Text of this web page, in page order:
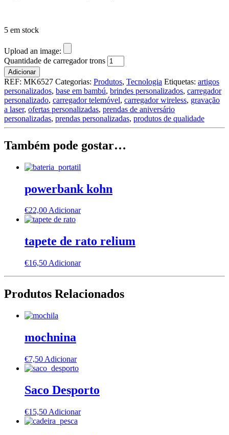
5 em stock
Upload an image:
Quantidade de carregador trons
Adicionar
REF: MK6527 Categorias: Produtos, Tecnologia Etiquetas: artigos
personalizados, base em bambú, brindes personalizados, carregador
personalizado, carregador telemóvel, carregador wireless, gravação
a laser, ofertas personalizadas, prendas de aniversário
personalizadas, prendas personalizadas, produtos de qualidade
Também pode gostar…
powerbank kohn
€22,00Adicionar
tapete de rato relium
€16,50 Adicionar
Produtos Relacionados
mochnina
€7,50 Adicionar
Saco Desporto
€15,50 Adicionar